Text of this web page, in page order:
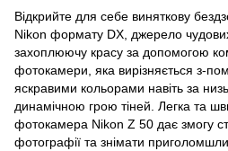
Відкрийте для себе виняткову
Nikon формату DX, джерело
захоплюючу красу за допомогою
фотокамери, яка вирізняється з-
яскравими кольорами навіть за
динамічною грою тіней. Легка та
фотокамера Nikon Z 50 дає змогу
фотографії та знімати